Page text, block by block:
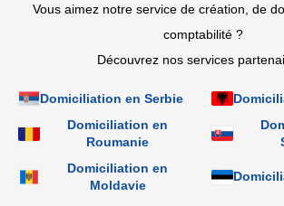
Vous aimez notre service de création, de
comptabilité ?
Découvrez nos services
Domiciliation en Serbie
Domiciliation en
Roumanie
Domiciliation en
Moldavie